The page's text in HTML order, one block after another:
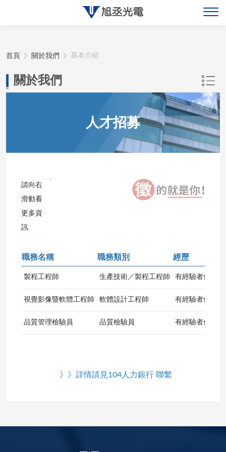
最新消息
產品展示
聯絡旭丞
首頁 關於我們 基本介紹
關於我們
人才招募
請向右
滑動看
更多資
訊
職務名稱 職務類別 經歷
製程工程師 生產技術／製程工程師 有經驗者佳
視覺影像暨軟體工程師 軟體設計工程師 有經驗者佳
品質管理檢驗員 品質檢驗員 有經驗者佳
》 》 詳情請見104人力銀行 聯繫